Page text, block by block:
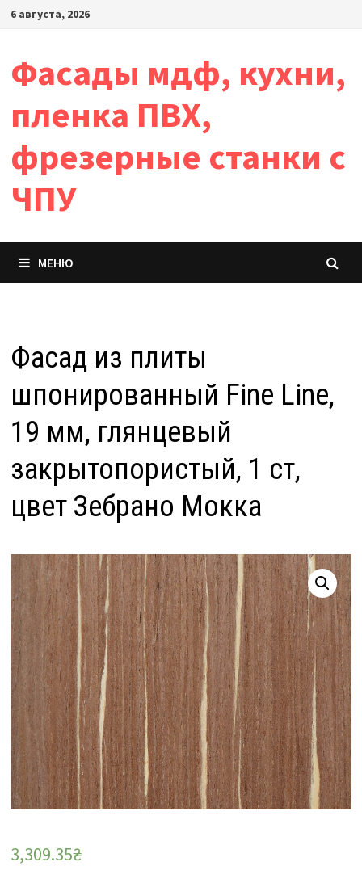
Перейти
6 августа, 2026
Фасады мдф, кухни,
пленка ПВХ,
фрезерные станки с
ЧПУ
МЕНЮ
Фасад из плиты
шпонированный Fine Line,
19 мм, глянцевый
закрытопористый, 1 ст,
цвет Зебрано Мокка
3,309.35₴